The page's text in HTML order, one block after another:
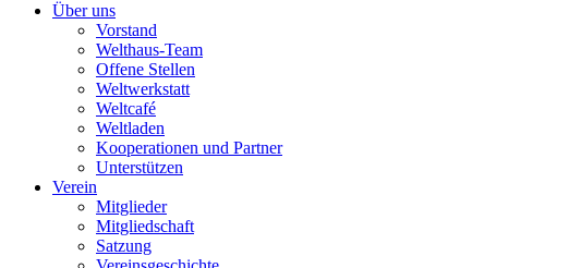
Über uns
Vorstand
Welthaus-Team
Offene Stellen
Weltwerkstatt
Weltcafé
Weltladen
Kooperationen und Partner
Unterstützen
Verein
Mitglieder
Mitgliedschaft
Satzung